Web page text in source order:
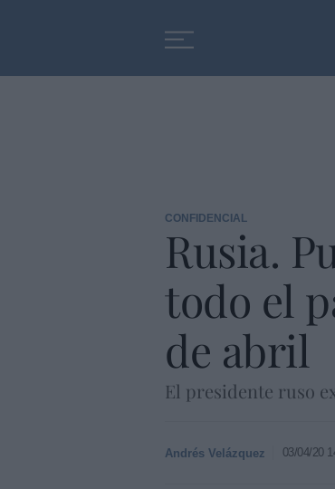
CONFIDENCIAL
Rusia.
todo el
de abril
El presidente ruso
Andrés Velázquez 03/04/20